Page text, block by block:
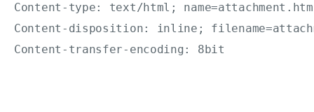
Content-type: text/html;
Content-disposition: inline;
Content-transfer-encoding: 8bit